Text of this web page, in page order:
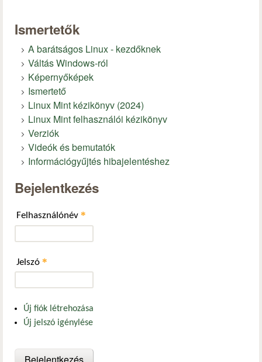
Ismertetők
A barátságos Linux - kezdőknek
Váltás Windows-ról
Képernyőképek
Ismertető
Linux Mint kézikönyv (2024)
Linux Mint felhasználói kézikönyv
Verziók
Videók és bemutatók
Információgyűjtés hibajelentéshez
Bejelentkezés
Felhasználónév *
Jelszó *
Új fiók létrehozása
Új jelszó igénylése